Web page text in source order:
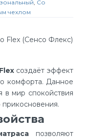
, Со
чехлом
Flex (Сенсо Флекс)
создаёт эффект
комфорта. Данное
в мир спокойствия
прикосновения.
позволяют